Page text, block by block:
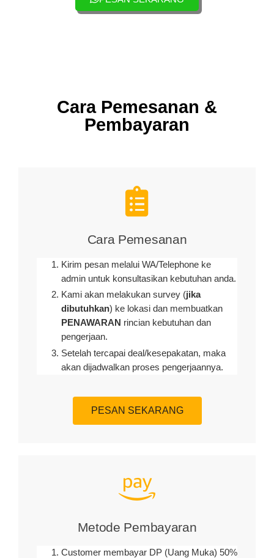
Cara Pemesanan &
Pembayaran
Cara Pemesanan
Kirim pesan melalui WA/Telephone ke
admin untuk konsultasikan kebutuhan anda.
Kami akan melakukan survey (jika
dibutuhkan) ke lokasi dan membuatkan
PENAWARAN rincian kebutuhan dan
pengerjaan.
Setelah tercapai deal/kesepakatan, maka
akan dijadwalkan proses pengerjaannya.
PESAN SEKARANG
Metode Pembayaran
Customer membayar DP (Uang Muka) 50%